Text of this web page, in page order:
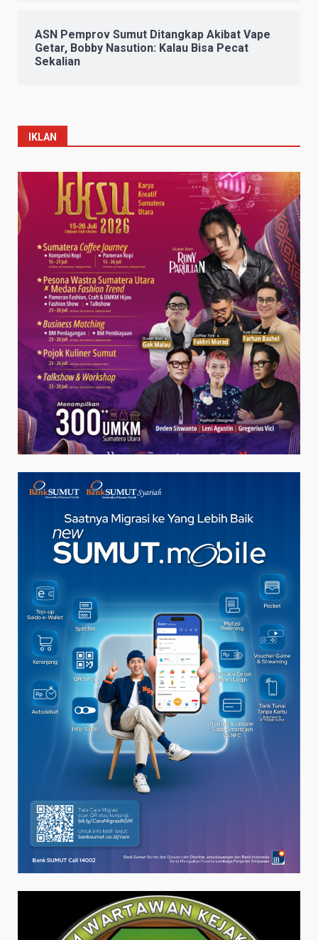
ASN Pemprov Sumut Ditangkap Akibat Vape
Getar, Bobby Nasution: Kalau Bisa Pecat
Sekalian
IKLAN